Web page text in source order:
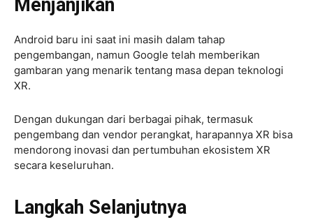
Menjanjikan
Android baru ini saat ini masih dalam tahap
pengembangan, namun Google telah memberikan
gambaran yang menarik tentang masa depan teknologi
XR.
Dengan dukungan dari berbagai pihak, termasuk
pengembang dan vendor perangkat, harapannya XR bisa
mendorong inovasi dan pertumbuhan ekosistem XR
secara keseluruhan.
Langkah Selanjutnya